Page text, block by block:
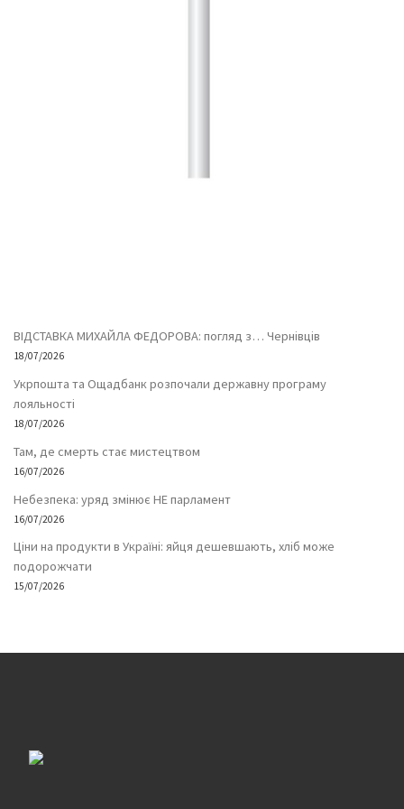
ВІДСТАВКА МИХАЙЛА ФЕДОРОВА: погляд з… Чернівців
18/07/2026
Укрпошта та Ощадбанк розпочали державну програму
лояльності
18/07/2026
Там, де смерть стає мистецтвом
16/07/2026
Небезпека: уряд змінює НЕ парламент
16/07/2026
Ціни на продукти в Україні: яйця дешевшають, хліб може
подорожчати
15/07/2026